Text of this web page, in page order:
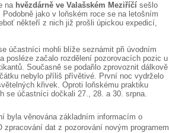
na hvězdárně ve Valašském Meziříčí sešlo
jako v loňském roce se na letošním
někteří z nich již prošli úpickou expedicí,
účastníci mohli blíže seznámit při úvodním
posléze začalo rozdělení pozorovacích pozic u
Současně se podařilo zprovoznit dálkově
nebylo příliš přívětivé. První noc vydrželo
křivek. Oproti loňskému praktiku
se účastníci dočkali 27., 28. a 30. srpna.
byla věnována základním informacím o
zpracování dat z pozorování novým programem